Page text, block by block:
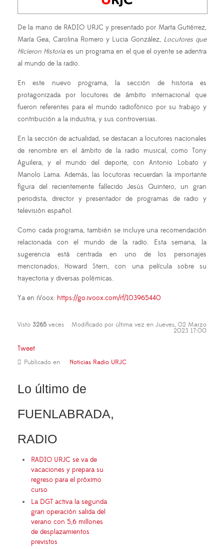
De la mano de RADIO URJC y presentado por Marta Gutiérrez,
María Gea, Carolina Romero y Lucia González, Locutores que
Hicieron Historiaes un programa en el que el oyente se adentra
al mundo de la radio.
En este nuevo programa, la sección de historia es
protagonizada por locutores de ámbito internacional que
fueron referentes para el mundo radiofónico por su trabajo y
contribución a la industria, y sus controversias.
En la sección de actualidad, se destacan a locutores nacionales
de renombre en el ámbito de la radio musical, como Tony
Aguilera, y el mundo del deporte, con Antonio Lobato y
Manolo Lama. Además, las locutoras recuerdan la importante
figura del recientemente fallecido Jesús Quintero, un gran
periodista, director y presentador de programas de radio y
televisión español.
Como cada programa, también se incluye una recomendación
relacionada con el mundo de la radio. Esta semana, la
sugerencia está centrada en uno de los personajes
mencionados; Howard Stern, con una película sobre su
trayectoria y diversas polémicas.
Ya en iVoox: https://go.ivoox.com/rf/103965440
Visto 3265veces Modificado por última vez en Jueves, 02 Marzo
2023 17:00
Tweet
Publicado en Noticias Radio URJC
Lo último de
FUENLABRADA,
RADIO
RADIO URJC se va de
vacaciones y prepara su
regreso para el próximo
curso
La DGT activa la segunda
gran operación salida del
verano con 5,6 millones
de desplazamientos
previstos